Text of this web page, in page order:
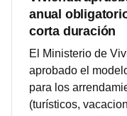
anual
corta duración
El Ministerio de
aprobado el
para los
(turísticos,